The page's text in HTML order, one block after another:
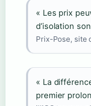
« Les prix
d’isolation
Prix-Pose, site
« La
premier